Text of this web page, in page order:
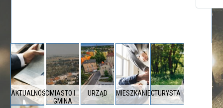
AKTUALNOŚCIMIASTO I
GMINA
URZĄD MIESZKANIECTURYSTA